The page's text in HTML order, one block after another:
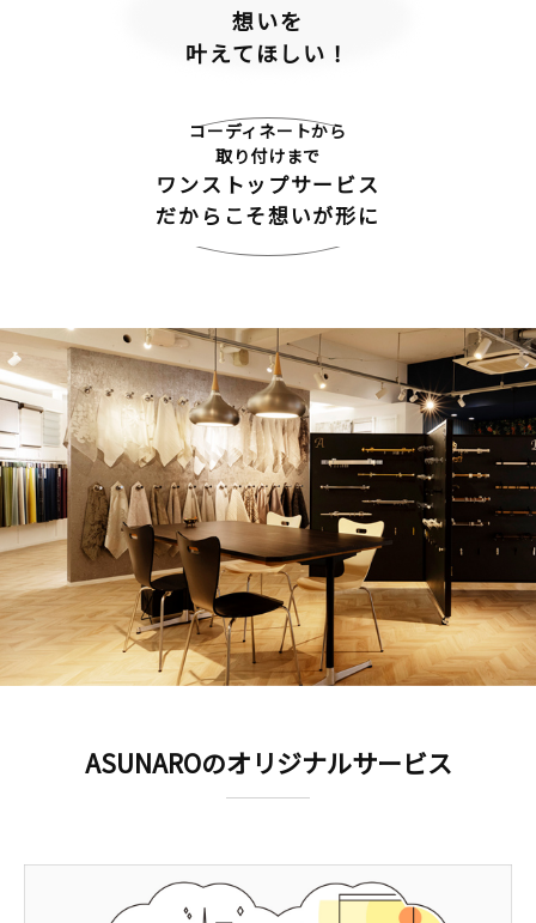
想いを
叶えてほしい！
コーディネートから
取り付けまで
ワンストップサービス
だからこそ想いが形に
ASUNAROのオリジナルサービス